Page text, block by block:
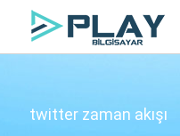
twitter zaman akışı